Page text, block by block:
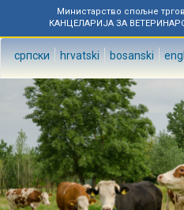
Министарство спољне
КАНЦЕЛАРИЈА ЗА
српски hrvatski bosanski